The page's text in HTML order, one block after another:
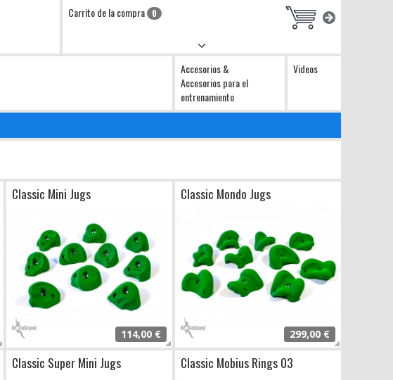
Carrito de la compra 0
Accesorios &
Accesorios para el
entrenamiento
Videos
Classic Mini Jugs
114,00 €
Classic Mondo Jugs
299,00 €
Classic Super Mini Jugs Classic Mobius Rings 03